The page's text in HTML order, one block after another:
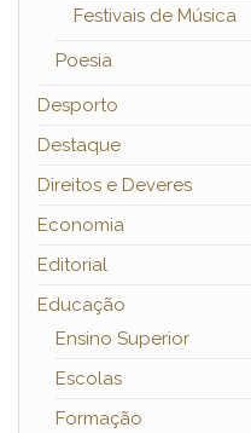
Festivais de Música
Poesia
Desporto
Destaque
Direitos e Deveres
Economia
Editorial
Educação
Ensino Superior
Escolas
Formação